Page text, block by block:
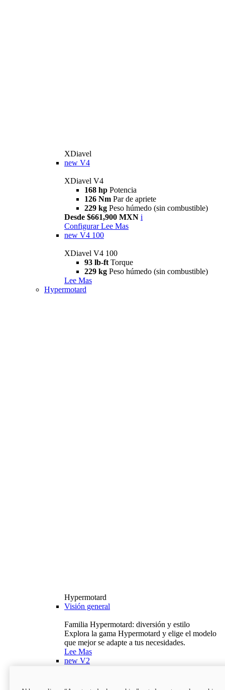
XDiavel
new V4
XDiavel V4
168 hp Potencia
126 Nm Par de apriete
229 kg Peso húmedo (sin combustible)
Desde $661,900 MXN i
Configurar Lee Mas
new V4 100
XDiavel V4 100
93 lb-ft Torque
229 kg Peso húmedo (sin combustible)
Lee Mas
Hypermotard
Hypermotard
Visión general
Familia Hypermotard: diversión y estilo
Explora la gama Hypermotard y elige el modelo
que mejor se adapte a tus necesidades.
Lee Mas
new V2
120,4 hp
Potencia